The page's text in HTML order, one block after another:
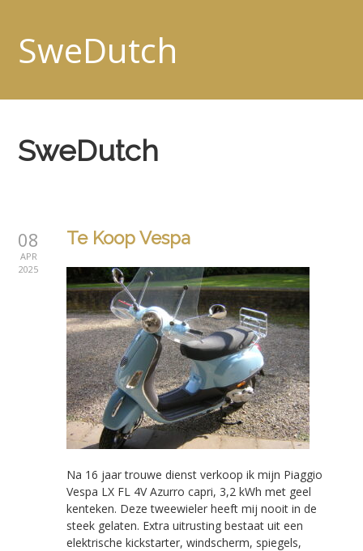
SweDutch
SweDutch
08
APR
2025
Te Koop Vespa
Na 16 jaar trouwe dienst verkoop ik mijn Piaggio
Vespa LX FL 4V Azurro capri, 3,2 kWh met geel
kenteken. Deze tweewieler heeft mij nooit in de
steek gelaten. Extra uitrusting bestaat uit een
elektrische kickstarter, windscherm, spiegels,